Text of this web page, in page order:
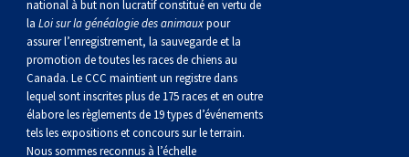
(Cardigan)
gallois
(Pembroke)
Pumi
vendéen
ridgeback
Lévrier
persan
Shikoku
anglais
des
champs
Épagneul
français
Épagneul
wheaten
à
Bull
terrier
Terrier
Yorkshire
Neuve
Chien
d’eau
Rottweiler
national à but non lucratif constitué en vertu de
la Loi sur la généalogie des animauxpour
assurer l’enregistrement, la sauvegarde et la
promotion de toutes les races de chiens au
Canada. Le CCC maintient un registre dans
lequel sont inscrites plus de 175 races et en outre
élabore les règlements de 19 types d’événements
tels les expositions et concours sur le terrain.
Nous sommes reconnus à l’échelle